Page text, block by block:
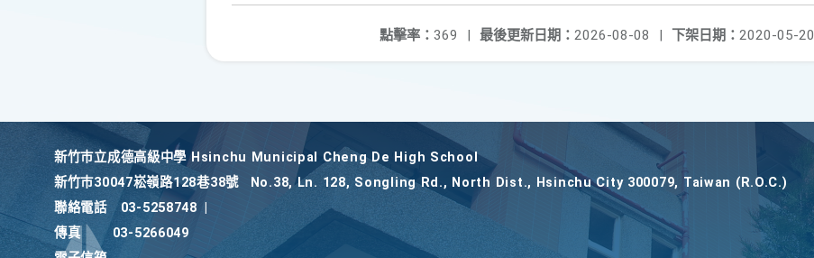
下架日期： 2020-05-20
最後更新日期： 2026-08-08 |
點擊率： 369 |
新竹巿立成德高級中學 Hsinchu Municipal Cheng De High School
新竹巿30047崧嶺路128巷38號
No.38, Ln. 128, Songling Rd., North Dist., Hsinchu City 300079, Taiwan (R.O.C.)
聯絡電話
03-5258748
傳真
03-5266049